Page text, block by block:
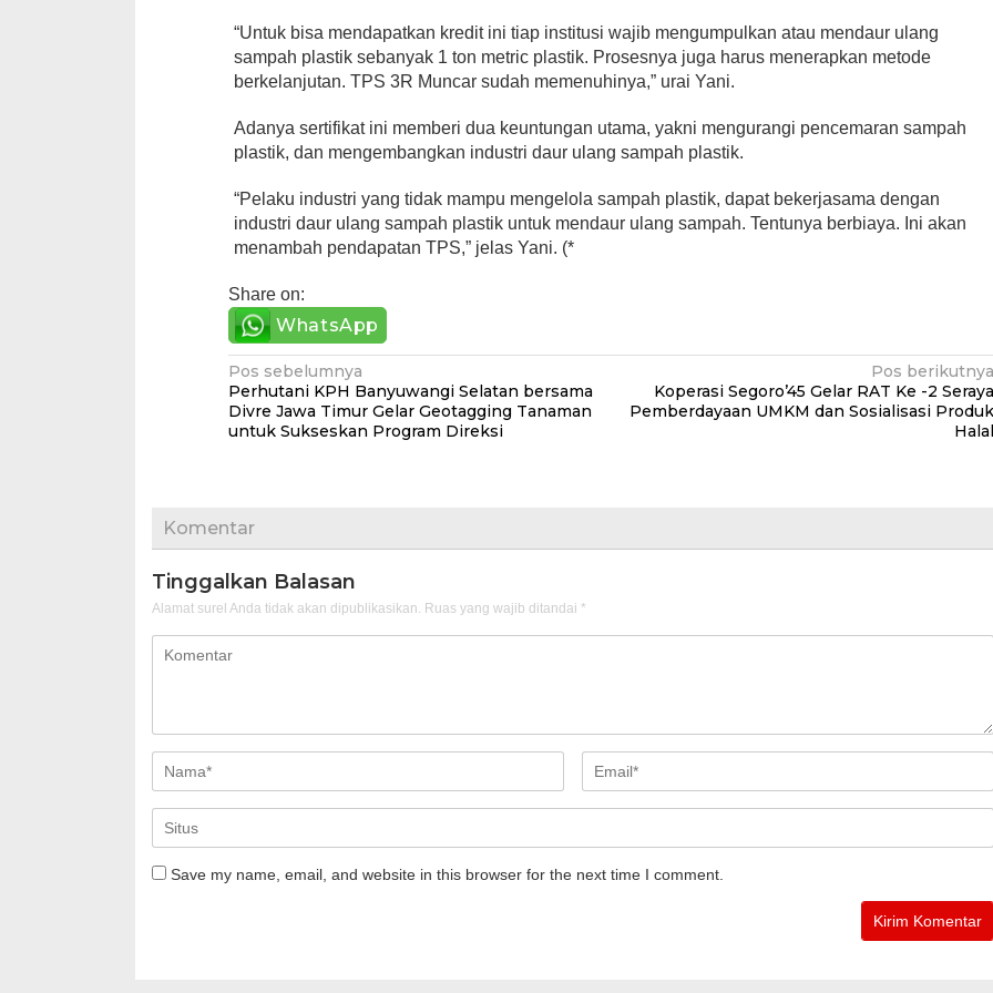
“Untuk bisa mendapatkan kredit ini tiap institusi wajib mengumpulkan atau mendaur ulang
sampah plastik sebanyak 1 ton metric plastik. Prosesnya juga harus menerapkan metode
berkelanjutan. TPS 3R Muncar sudah memenuhinya,” urai Yani.
Adanya sertifikat ini memberi dua keuntungan utama, yakni mengurangi pencemaran sampah
plastik, dan mengembangkan industri daur ulang sampah plastik.
“Pelaku industri yang tidak mampu mengelola sampah plastik, dapat bekerjasama dengan
industri daur ulang sampah plastik untuk mendaur ulang sampah. Tentunya berbiaya. Ini akan
menambah pendapatan TPS,” jelas Yani. (*
Share on:
WhatsApp
Navigasi
pos
Pos sebelumnya
Perhutani KPH Banyuwangi Selatan bersama
Divre Jawa Timur Gelar Geotagging Tanaman
untuk Sukseskan Program Direksi
Pos berikutnya
Koperasi Segoro’45 Gelar RAT Ke -2 Seraya
Pemberdayaan UMKM dan Sosialisasi Produk
Halal
Komentar
Tinggalkan Balasan
Alamat surel Anda tidak akan dipublikasikan. Ruas yang wajib ditandai *
Save my name, email, and website in this browser for the next time I comment.